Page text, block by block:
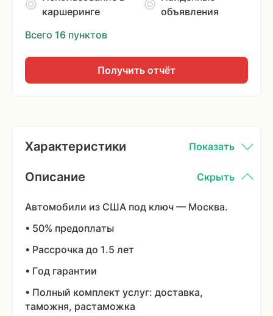
каршеринге
объявления
Всего 16 пунктов
Получить отчёт
Характеристики Показать
Описание Скрыть
Автомобили из США под ключ — Москва.
• 50% предоплаты
• Рассрочка до 1.5 лет
• Год гарантии
• Полный комплект услуг: доставка,
таможня, растаможка